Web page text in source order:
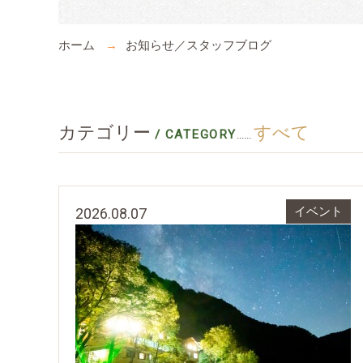
ホーム お知らせ／スタッフブログ
カテゴリー / CATEGORY...... すべて
2026.08.07 イベント